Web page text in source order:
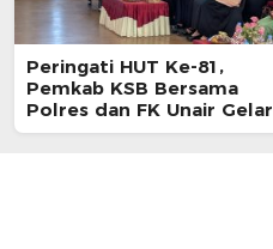
Peringati HUT Ke-81,
Pemkab KSB Bersama
Polres dan FK Unair Gelar
Seminar Kesehatan “1000